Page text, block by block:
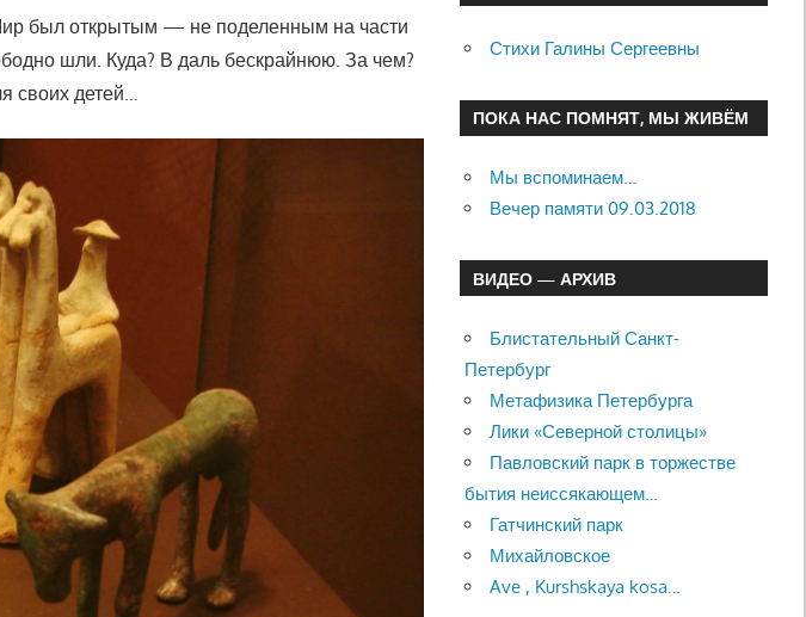
был открытым — не поделенным на части
шли. Куда? В даль бескрайнюю. За чем?
своих детей…
Стихи Галины Сергеевны
ПОКА НАС ПОМНЯТ, МЫ ЖИВЁМ
Мы вспоминаем…
Вечер памяти 09.03.2018
ВИДЕО — АРХИВ
Блистательный Санкт-
Петербург
Метафизика Петербурга
Лики «Северной столицы»
Павловский парк в торжестве
бытия неиссякающем…
Гатчинский парк
Михайловское
Ave , Kurshskaya kosa…